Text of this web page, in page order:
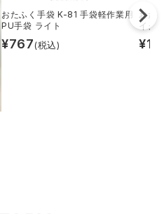
おたふく手袋 K-81 手袋軽作業用
PU手袋 ライト
¥767(税込)
おた
イク
¥